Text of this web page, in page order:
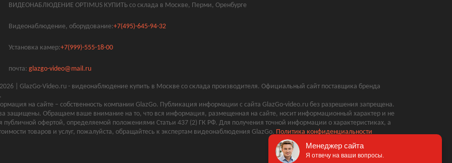
ВИДЕОНАБЛЮДЕНИЕ OPTIMUS КУПИТЬ со склада в Москве, Перми, Оренбурге
Видеонаблюдение, оборудование:+7(495)-645-94-32
Установка камер:+7(999)-555-18-00
почта: glazgo-video@mail.ru
| GlazGo-Video.ru - видеонаблюдение купить в Москве со склада производителя. Официальный сайт поставщика бренда
на сайте – собственность компании GlazGo. Публикация информации с сайта GlazGo-video.ru без разрешения запрещена.
защищены. Обращаем ваше внимание на то, что вся информация, размещенная на сайте, носит информационный характер и не
публичной офертой, определяемой положениями Статьи 437 (2) ГК РФ. Для получения точной информации о характеристиках, а
товаров и услуг, пожалуйста, обращайтесь к экспертам видеонаблюдения GlazGo. Политика конфиденциальности
Менеджер сайта
Я отвечу на ваши вопросы.